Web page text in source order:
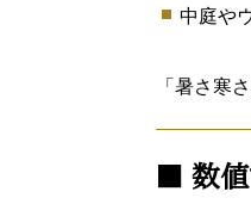
中庭や
「暑さ寒
■ 数